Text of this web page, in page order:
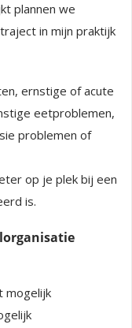
plannen we
in mijn praktijk
ernstige of acute
eetproblemen,
problemen of
op je plek bij een
is.
mogelijk